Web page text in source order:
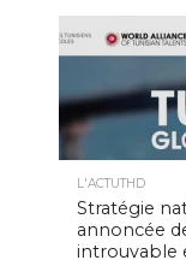
L'ACTUTHD
Stratégie
annoncée
introuvable